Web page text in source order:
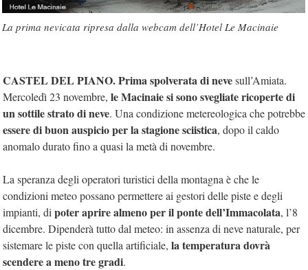
La prima nevicata ripresa dalla webcam dell’Hotel Le Macinaie
CASTEL DEL PIANO. Prima spolverata di nevesull’Amiata.
Mercoledì 23 novembre, le Macinaie si sono svegliate ricoperte di
un sottile strato di neve. Una condizione metereologica che potrebbe
essere di buon auspicio per la stagione sciistica, dopo il caldo
anomalo durato fino a quasi la metà di novembre.
La speranza degli operatori turistici della montagna è che le
condizioni meteo possano permettere ai gestori delle piste e degli
impianti, di poter aprire almeno per il ponte dell’Immacolata, l’8
dicembre. Dipenderà tutto dal meteo: in assenza di neve naturale, per
sistemare le piste con quella artificiale, la temperatura dovrà
scendere a meno tre gradi.